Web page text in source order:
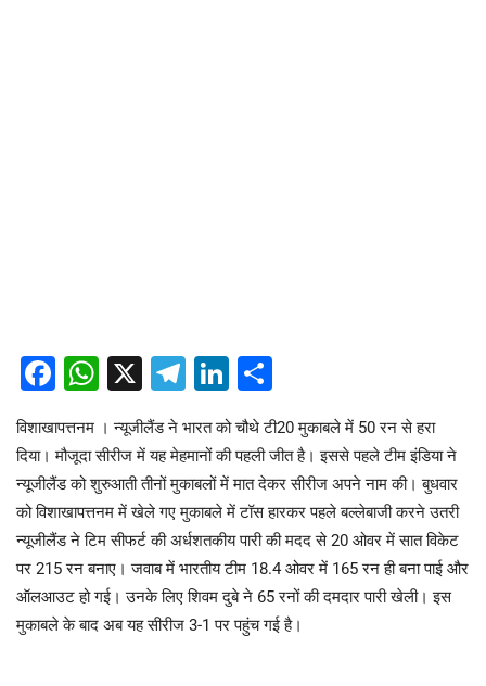
Facebook
WhatsApp
X Telegram
LinkedIn
विशाखापत्तनम । न्यूजीलैंड ने भारत को चौथे टी20 मुकाबले में 50 रन से हरा
दिया। मौजूदा सीरीज में यह मेहमानों की पहली जीत है। इससे पहले टीम इंडिया ने
न्यूजीलैंड को शुरुआती तीनों मुकाबलों में मात देकर सीरीज अपने नाम की। बुधवार
को विशाखापत्तनम में खेले गए मुकाबले में टॉस हारकर पहले बल्लेबाजी करने उतरी
न्यूजीलैंड ने टिम सीफर्ट की अर्धशतकीय पारी की मदद से 20 ओवर में सात विकेट
पर 215 रन बनाए। जवाब में भारतीय टीम 18.4 ओवर में 165 रन ही बना पाई और
ऑलआउट हो गई। उनके लिए शिवम दुबे ने 65 रनों की दमदार पारी खेली। इस
मुकाबले के बाद अब यह सीरीज 3-1 पर पहुंच गई है।